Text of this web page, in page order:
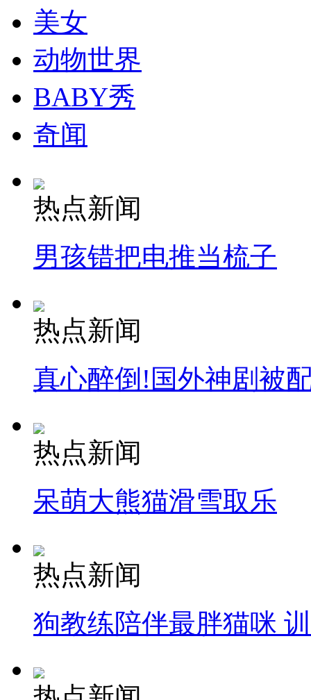
美女
动物世界
BABY秀
奇闻
热点新闻
男孩错把电推当梳子
热点新闻
真心醉倒!国外神剧被
热点新闻
呆萌大熊猫滑雪取乐
热点新闻
狗教练陪伴最胖猫咪